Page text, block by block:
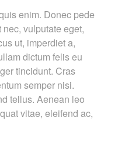
enim. Donec pede
vulputate eget,
ut, imperdiet a,
dictum felis eu
tincidunt. Cras
semper nisi.
tellus. Aenean leo
vitae, eleifend ac,